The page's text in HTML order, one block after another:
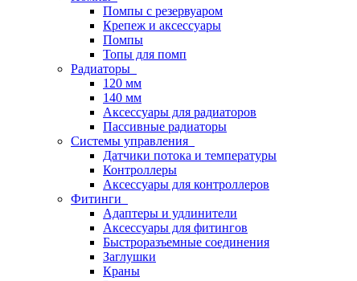
Помпы с резервуаром
Крепеж и аксессуары
Помпы
Топы для помп
Радиаторы
120 мм
140 мм
Аксессуары для радиаторов
Пассивные радиаторы
Системы управления
Датчики потока и температуры
Контроллеры
Аксессуары для контроллеров
Фитинги
Адаптеры и удлинители
Аксессуары для фитингов
Быстроразъемные соединения
Заглушки
Краны